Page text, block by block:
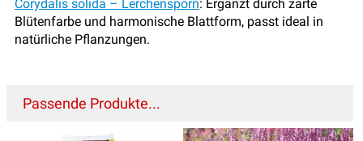
Corydalis solida – Lerchensporn: Ergänzt durch zarte
Blütenfarbe und harmonische Blattform, passt ideal in
natürliche Pflanzungen.
Passende Produkte...